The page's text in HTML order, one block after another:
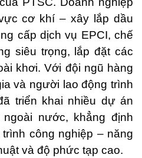
cơ khí – xây lắp dầu
cấp dịch vụ EPCI, chế
siêu trọng, lắp đặt các
khơi. Với đội ngũ hàng
và người lao động trình
triển khai nhiều dự án
nước, khẳng định
công nghiệp – năng
và độ phức tạp cao.